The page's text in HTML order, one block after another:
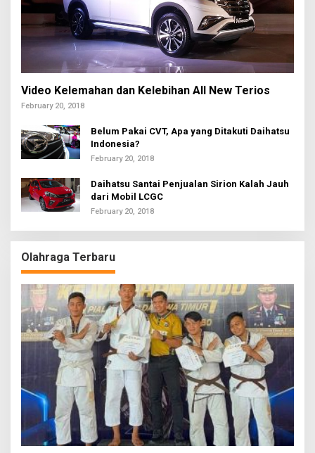
Video Kelemahan dan Kelebihan All New Terios
February 20, 2018
Belum Pakai CVT, Apa yang Ditakuti Daihatsu
Indonesia?
February 20, 2018
Daihatsu Santai Penjualan Sirion Kalah Jauh
dari Mobil LCGC
February 20, 2018
Olahraga Terbaru